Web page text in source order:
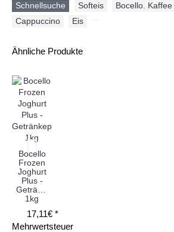
Schnellsuche Softeis Bocello. Kaffee
Cappuccino
Eis
Ähnliche Produkte
Bocello
Frozen
Joghurt
Plus -
Getränkepulver
1kg
17,11€ *
Mehrwertsteuer